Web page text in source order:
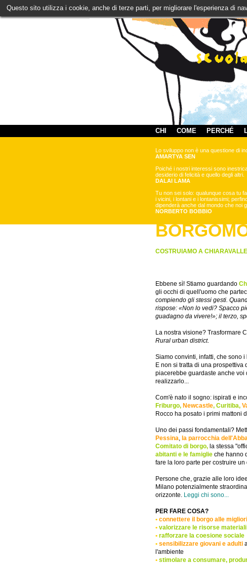
Questo sito utilizza i cookie, anche di terze parti, per migliorare l'esperienza di
CHI COME PERCHÉ
Lo sviluppo non è una questione di
AMARTYA SEN
Poiché i nostri interessi sono
desiderio di felicità e quello degli altri.
DALAI LAMA
Tu non sei solo: qualunque cosa tu
i vicini, i lontani e i lontanissimi;
dipenderà anche dal mondo che noi
NORBERTO BOBBIO
COSTRUIAMO A
Ebbene sì! Stiamo guardando
gli occhi di quell'uomo che
compiendo gli stessi gesti.
rispose: «Non lo vedi? Spacco
guadagno da vivere!»; il terzo,
La nostra visione? Trasformare
Rural urban district.
Siamo convinti, infatti, che sono
E non si tratta di una
piacerebbe guardaste anche voi
realizzarlo...
Com'è nato il sogno: ispirati e
Friburgo, Newcastle, Curitiba,
Rocco ha posato i primi mattoni
Uno dei passi fondamentali?
Pessina, la parrocchia
Comitato di borgo, la stessa
abitanti e le famiglie che hanno
fare la loro parte per costruire
Persone che, grazie alle loro
Milano potenzialmente
orizzonte. Leggi chi sono...
PER FARE COSA?
• connettere il borgo alle
• valorizzare le risorse
• rafforzare la coesione sociale
• sensibilizzare giovani e adulti
l'ambiente
• stimolare a consumare,